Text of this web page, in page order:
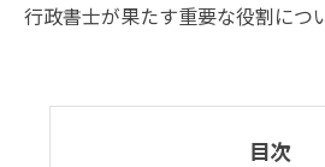
行政書士が果たす重要な役割につ
目次